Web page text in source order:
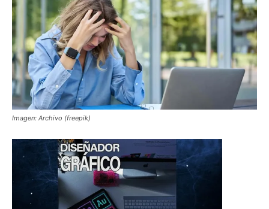
Imagen: Archivo (freepik)